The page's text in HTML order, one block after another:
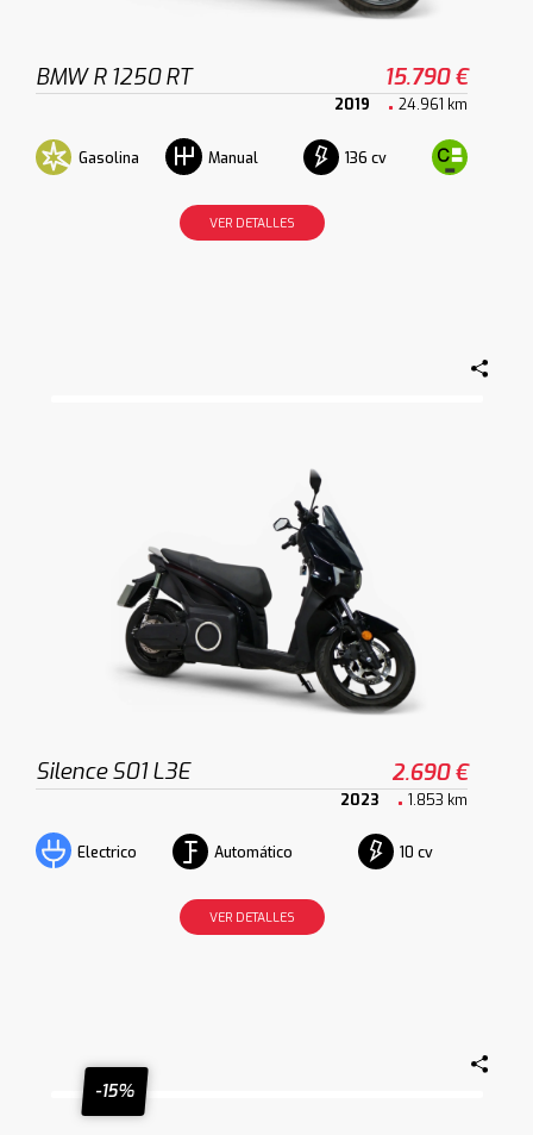
BMW R 1250 RT 15.790 €
2019 24.961 km
Gasolina Manual 136 cv
VER DETALLES
Silence S01 L3E 2.690 €
2023 1.853 km
Electrico Automático 10 cv
VER DETALLES
-15%